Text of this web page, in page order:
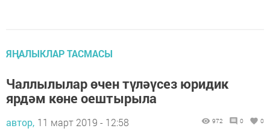
ЯҢАЛЫКЛАР ТАСМАСЫ
Чаллылылар өчен түләүсез юридик
ярдәм көне оештырыла
автор, 11 март 2019 - 12:58 972 0 0